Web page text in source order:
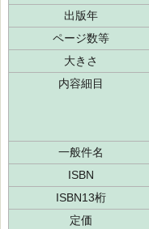
出版年
ページ数等
大きさ
内容細目
一般件名
ISBN
ISBN13桁
定価